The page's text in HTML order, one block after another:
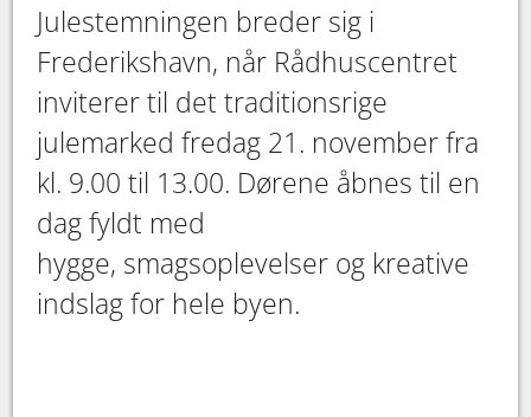
Julestemningen breder sig i
Frederikshavn, når Rådhuscentret
inviterer til det traditionsrige
julemarked fredag 21. november fra
kl. 9.00 til 13.00. Dørene åbnes til en
dag fyldt med
hygge, smagsoplevelser og kreative
indslag for hele byen.